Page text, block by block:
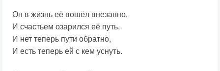
Он в жизнь её вошёл внезапно,
И счастьем озарился её путь,
И нет теперь пути обратно,
И есть теперь ей с кем уснуть.